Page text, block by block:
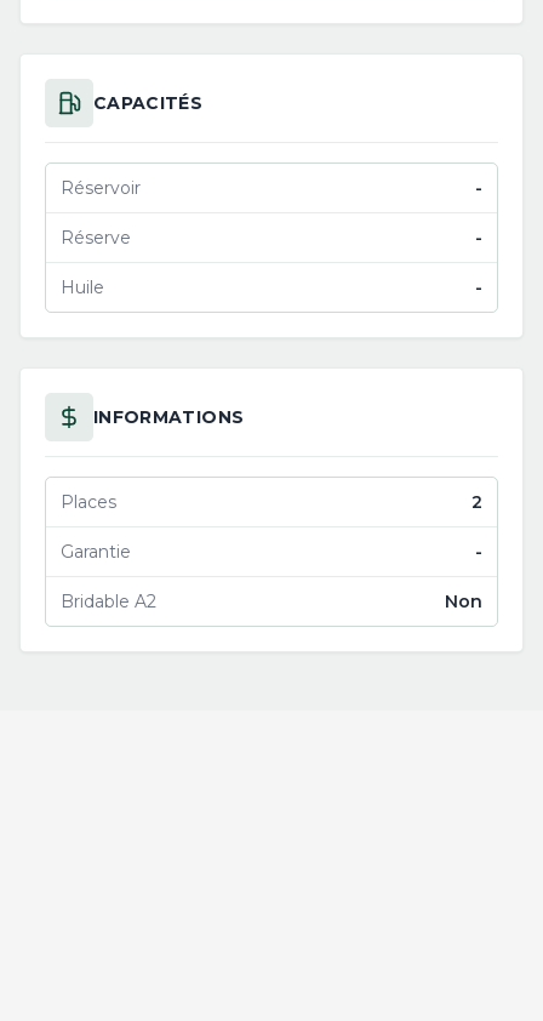
CAPACITÉS
Réservoir -
Réserve -
Huile -
INFORMATIONS
Places 2
Garantie -
Bridable A2 Non